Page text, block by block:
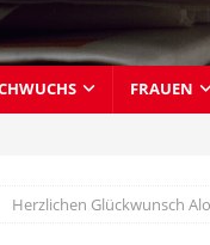
FRAUEN
Herzlichen Glückwunsch